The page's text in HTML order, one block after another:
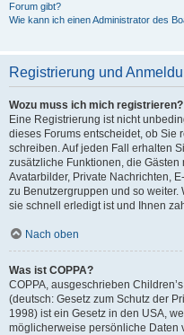
Forum gibt?
Wie kann ich einen Administrator des
Registrierung und
Wozu muss ich mich registrieren?
Eine Registrierung ist nicht
dieses Forums entscheidet, ob Sie
schreiben. Auf jeden Fall erhalten
zusätzliche Funktionen, die Gästen
Avatarbilder, Private Nachrichten,
zu Benutzergruppen und so
sie schnell erledigt ist und Ihnen
Nach oben
Was ist COPPA?
COPPA, ausgeschrieben
(deutsch: Gesetz zum Schutz der
1998) ist ein Gesetz in den USA,
möglicherweise persönliche Daten